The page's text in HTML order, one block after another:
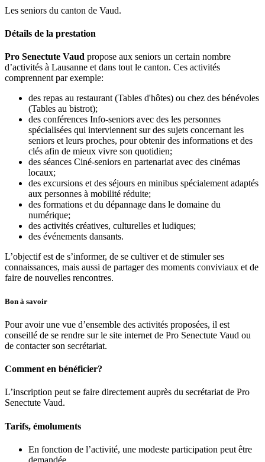
Les seniors du canton de Vaud.
Détails de la prestation
Pro Senectute Vaud propose aux seniors un certain nombre
d’activités à Lausanne et dans tout le canton. Ces activités
comprennent par exemple:
des repas au restaurant (Tables d'hôtes) ou chez des bénévoles
(Tables au bistrot);
des conférences Info-seniors avec des les personnes
spécialisées qui interviennent sur des sujets concernant les
seniors et leurs proches, pour obtenir des informations et des
clés afin de mieux vivre son quotidien;
des séances Ciné-seniors en partenariat avec des cinémas
locaux;
des excursions et des séjours en minibus spécialement adaptés
aux personnes à mobilité réduite;
des formations et du dépannage dans le domaine du
numérique;
des activités créatives, culturelles et ludiques;
des événements dansants.
L’objectif est de s’informer, de se cultiver et de stimuler ses
connaissances, mais aussi de partager des moments conviviaux et de
faire de nouvelles rencontres.
Bon à savoir
Pour avoir une vue d’ensemble des activités proposées, il est
conseillé de se rendre sur le site internet de Pro Senectute Vaud ou
de contacter son secrétariat.
Comment en bénéficier?
L’inscription peut se faire directement auprès du secrétariat de Pro
Senectute Vaud.
Tarifs, émoluments
En fonction de l’activité, une modeste participation peut être
demandée.